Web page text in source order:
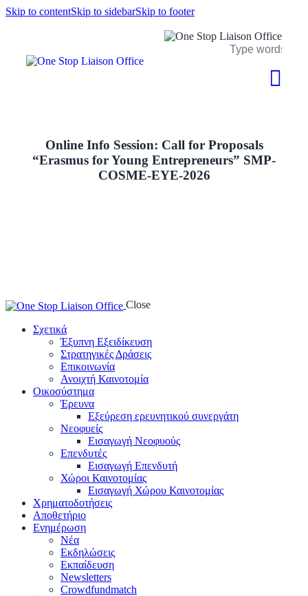
Skip to contentSkip to sidebarSkip to footer
Online Info Session: Call for Proposals
“Erasmus for Young Entrepreneurs” SMP-
COSME-EYE-2026
Close
Σχετικά
Έξυπνη Εξειδίκευση
Στρατηγικές Δράσεις
Επικοινωνία
Ανοιχτή Καινοτομία
Οικοσύστημα
Έρευνα
Εξεύρεση ερευνητικού συνεργάτη
Νεοφυείς
Εισαγωγή Νεοφυούς
Επενδυτές
Εισαγωγή Επενδυτή
Χώροι Καινοτομίας
Εισαγωγή Χώρου Καινοτομίας
Χρηματοδοτήσεις
Αποθετήριο
Ενημέρωση
Νέα
Εκδηλώσεις
Εκπαίδευση
Newsletters
Crowdfundmatch